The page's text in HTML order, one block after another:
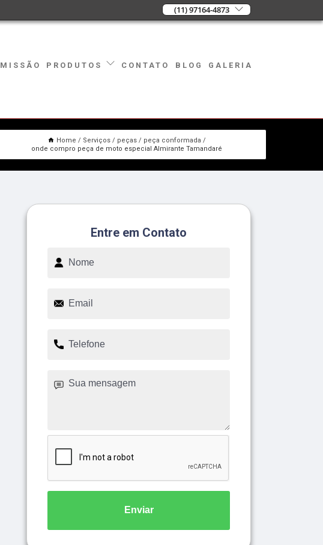
(11) 97164-4873
MISSÃO PRODUTOS CONTATO BLOG GALERIA
Home Serviços peças
peça conformada
onde compro peça de moto especial Almirante Tamandaré
Entre em Contato
Enviar